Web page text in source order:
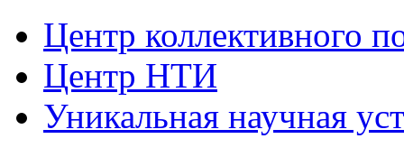
Центр коллективного
Центр НТИ
Уникальная научная